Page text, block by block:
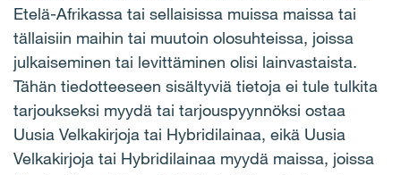
Etelä-Afrikassa tai sellaisissa muissa maissa tai
tällaisiin maihin tai muutoin olosuhteissa, joissa
julkaiseminen tai levittäminen olisi lainvastaista.
Tähän tiedotteeseen sisältyviä tietoja ei tule tulkita
tarjoukseksi myydä tai tarjouspyynnöksi ostaa
Uusia Velkakirjoja tai Hybridilainaa, eikä Uusia
Velkakirjoja tai Hybridilainaa myydä maissa, joissa